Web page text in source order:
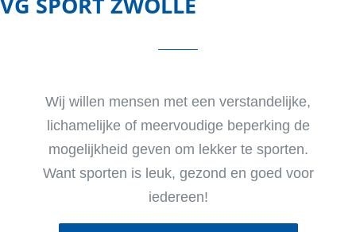
Wij willen mensen met een verstandelijke,
lichamelijke of meervoudige beperking de
mogelijkheid geven om lekker te sporten.
Want sporten is leuk, gezond en goed voor
iedereen!